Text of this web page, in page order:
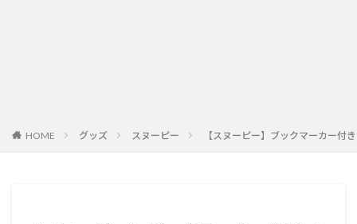
HOME グッズ スヌーピー 【スヌーピー】ブックマーカー付